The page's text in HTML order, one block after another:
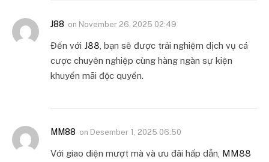
J88 on November 26, 2025 02:49
Đến với J88 , bạn sẽ được trải nghiệm dịch vụ cá
cược chuyên nghiệp cùng hàng ngàn sự kiện
khuyến mãi độc quyền.
MM88 on Desember 1, 2025 06:50
Với giao diện mượt mà và ưu đãi hấp dẫn, MM88